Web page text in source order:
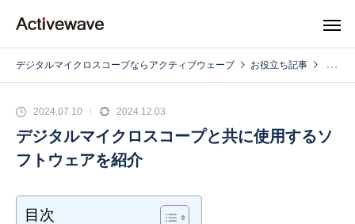
デジタルマイクロスコープならアクティブウェーブ お役立ち記事
2024.07.10 2024.12.03
デジタルマイクロスコープと共に使用するソ
フトウェアを紹介
目次